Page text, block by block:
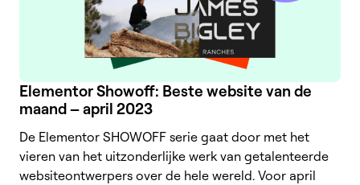
Elementor Showoff: Beste website van de
maand – april 2023
De Elementor SHOWOFF serie gaat door met het
vieren van het uitzonderlijke werk van getalenteerde
websiteontwerpers over de hele wereld. Voor april